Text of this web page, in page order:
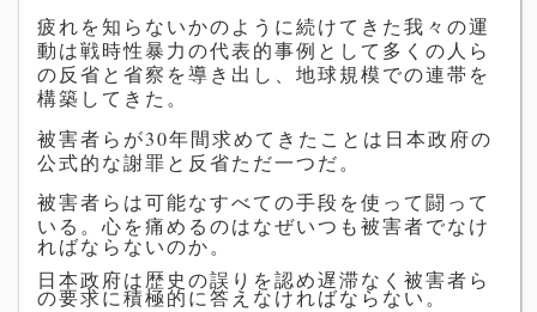
疲れを知らないかのように続けてきた我々の運
動は戦時性暴力の代表的事例として多くの人ら
の反省と省察を導き出し、地球規模での連帯を
構築してきた。
被害者らが30年間求めてきたことは日本政府の
公式的な謝罪と反省ただ一つだ。
被害者らは可能なすべての手段を使って闘って
いる。 心を痛めるのはなぜいつも被害者でなけ
ればならないのか。
日本政府は歴史の誤りを認め遅滞なく被害者ら
の要求に積極的に答えなければならない。